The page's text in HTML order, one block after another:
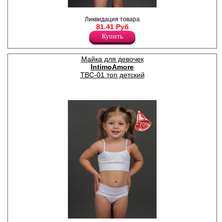
хлопка, на широких
бретелях
Лайкра 10%
Хлопок 90%
Ликвидация товара
81.41 Руб
Купить
Майка для девочек
IntimoAmore
TBC-01 топ детский
с 22-07-2026 по 28-07-2026
с 29-07-2026 по 04-08-2026
с 05-08-2026 по 11-08-2026
−70%